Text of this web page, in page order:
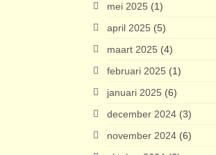
mei 2025 (1)
april 2025 (5)
maart 2025 (4)
februari 2025 (1)
januari 2025 (6)
december 2024(3)
november 2024(6)